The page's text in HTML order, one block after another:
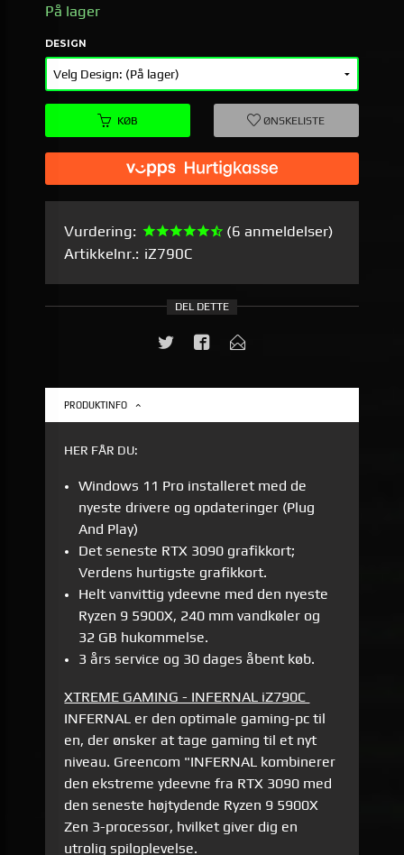
På lager
DESIGN
KØB ØNSKELISTE
Vurdering:
(6 anmeldelser)
Artikkelnr.: iZ790C
DEL DETTE
PRODUKTINFO
HER FÅR DU:
Windows 11 Pro installeret med de
nyeste drivere og opdateringer (Plug
And Play)
Det seneste RTX 3090 grafikkort;
Verdens hurtigste grafikkort.
Helt vanvittig ydeevne med den nyeste
Ryzen 9 5900X, 240 mm vandkøler og
32 GB hukommelse.
3 års service og 30 dages åbent køb.
XTREME GAMING - INFERNAL iZ790C
INFERNAL er den optimale gaming-pc til
en, der ønsker at tage gaming til et nyt
niveau. Greencom "INFERNAL kombinerer
den ekstreme ydeevne fra RTX 3090 med
den seneste højtydende Ryzen 9 5900X
Zen 3-processor, hvilket giver dig en
utrolig spiloplevelse.